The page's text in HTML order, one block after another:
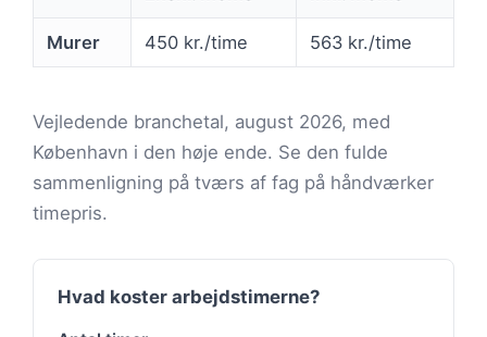
Murer 450 kr./time 563 kr./time
Vejledende branchetal, august 2026, med
København i den høje ende. Se den fulde
sammenligning på tværs af fag på håndværker
timepris.
Hvad koster arbejdstimerne?